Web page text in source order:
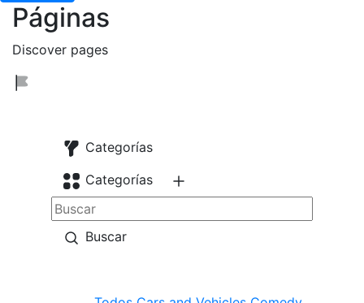
Páginas
Discover pages
Categorías
Categorías
Buscar